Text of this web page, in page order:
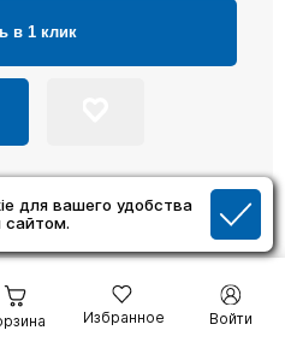
для вашего удобства
сайтом.
Избранное Войти
в 1 клик
товары